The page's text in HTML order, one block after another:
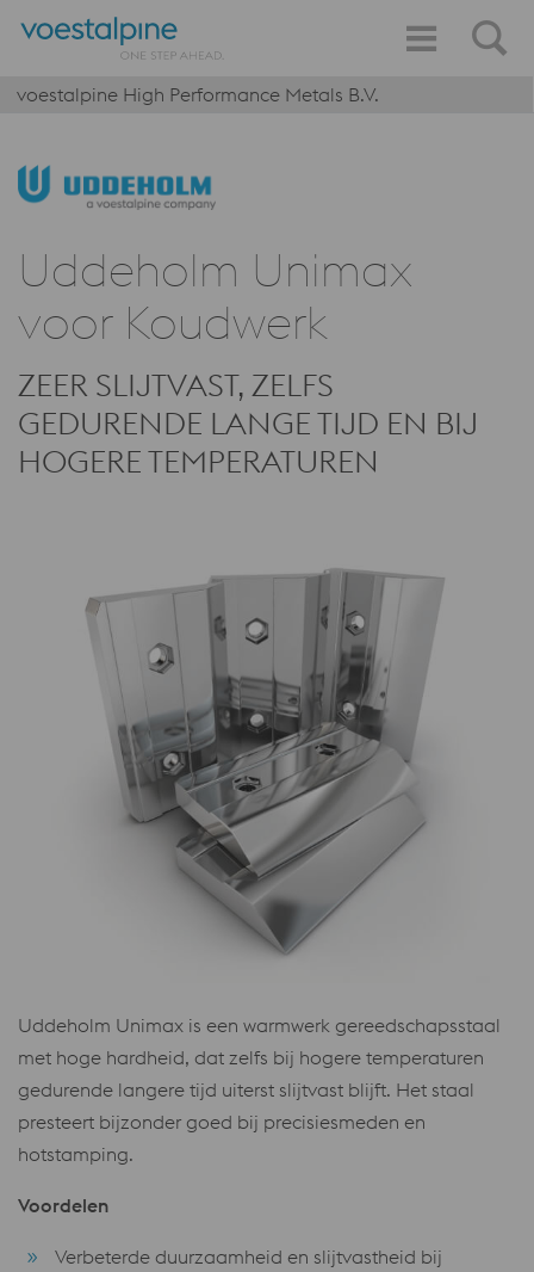
voestalpine High Performance Metals B.V.
Uddeholm Unimax
voor Koudwerk
ZEER SLIJTVAST, ZELFS
GEDURENDE LANGE TIJD EN BIJ
HOGERE TEMPERATUREN
Uddeholm Unimax is een warmwerk gereedschapsstaal
met hoge hardheid, dat zelfs bij hogere temperaturen
gedurende langere tijd uiterst slijtvast blijft. Het staal
presteert bijzonder goed bij precisiesmeden en
hotstamping.
Voordelen
Verbeterde duurzaamheid en slijtvastheid bij